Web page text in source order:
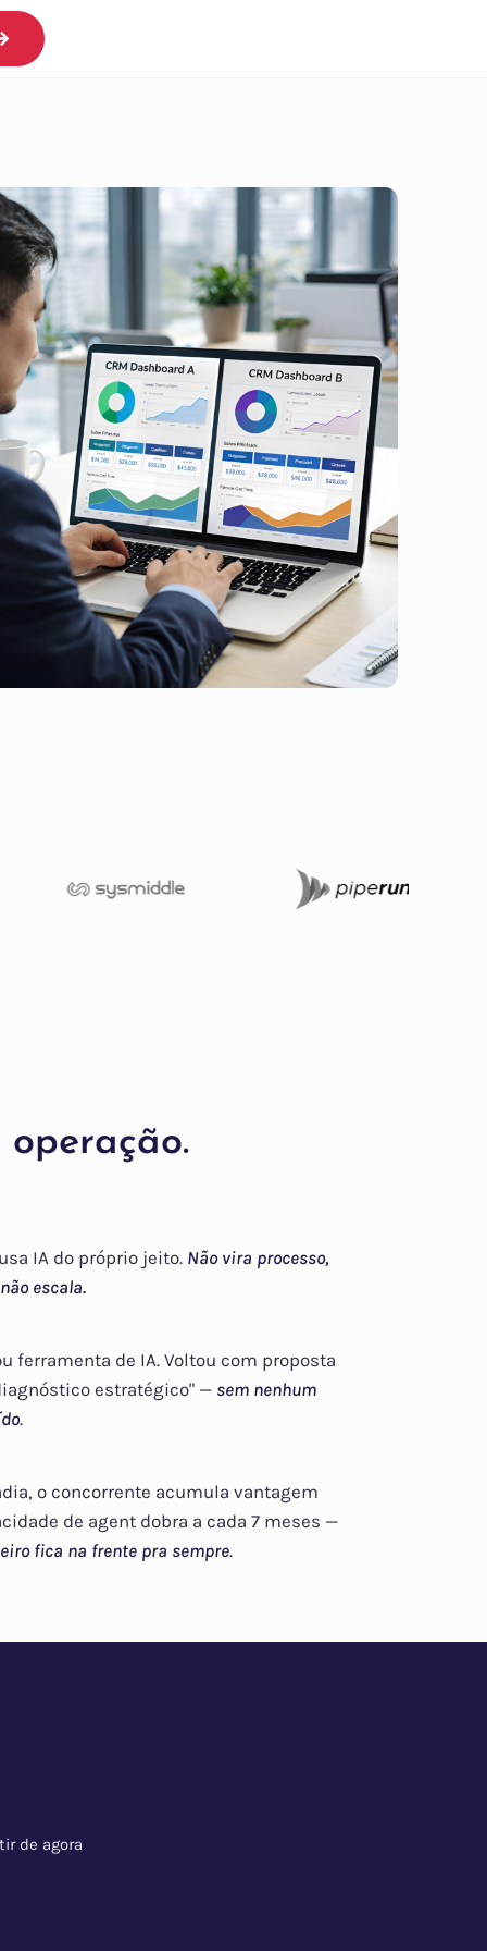
IA do próprio jeito. Não vira processo,
escala.
ferramenta de IA. Voltou com proposta
estratégico" — sem nenhum
.
o concorrente acumula vantagem
de agent dobra a cada 7 meses —
fica na frente pra sempre.
de agora